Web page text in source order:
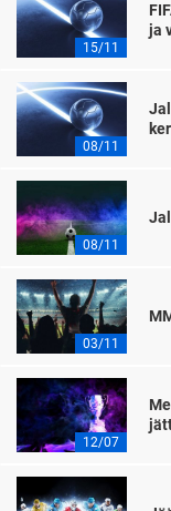
15/11
ja
08/11
08/11
03/11
12/07